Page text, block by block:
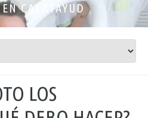
CALATAYUD
LOS